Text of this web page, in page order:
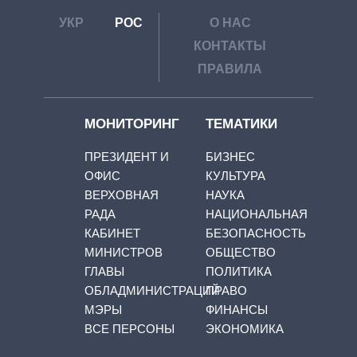
УКР РОС
О НАС
КОНТАКТЫ
ПРАВИЛА
МОНИТОРИНГ
ПРЕЗИДЕНТ И
ОФИС
ВЕРХОВНАЯ
РАДА
КАБИНЕТ
МИНИСТРОВ
ГЛАВЫ
ОБЛАДМИНИСТРАЦИЙ
МЭРЫ
ВСЕ ПЕРСОНЫ
ТЕМАТИКИ
БИЗНЕС
КУЛЬТУРА
НАУКА
НАЦИОНАЛЬНАЯ
БЕЗОПАСНОСТЬ
ОБЩЕСТВО
ПОЛИТИКА
ПРАВО
ФИНАНСЫ
ЭКОНОМИКА